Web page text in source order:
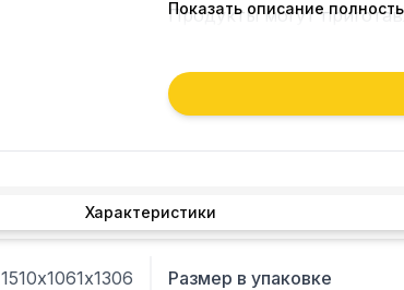
Продукты могут
Показать описание
Характеристики
1510х1061х1306 Размер в упаковке